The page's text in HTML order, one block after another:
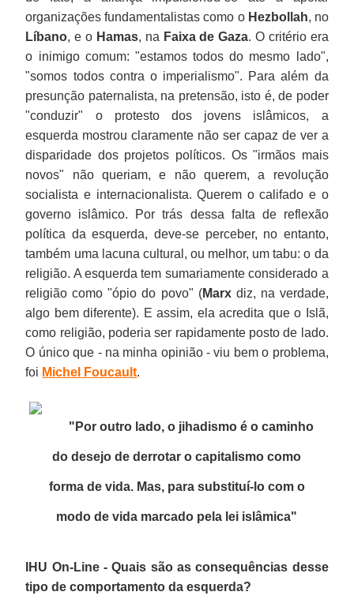
organizações fundamentalistas como o Hezbollah, no
Líbano, e o Hamas, na Faixa de Gaza. O critério era
o inimigo comum: "estamos todos do mesmo lado",
"somos todos contra o imperialismo". Para além da
presunção paternalista, na pretensão, isto é, de poder
"conduzir" o protesto dos jovens islâmicos, a
esquerda mostrou claramente não ser capaz de ver a
disparidade dos projetos políticos. Os "irmãos mais
novos" não queriam, e não querem, a revolução
socialista e internacionalista. Querem o califado e o
governo islâmico. Por trás dessa falta de reflexão
política da esquerda, deve-se perceber, no entanto,
também uma lacuna cultural, ou melhor, um tabu: o da
religião. A esquerda tem sumariamente considerado a
religião como "ópio do povo" (Marxdiz, na verdade,
algo bem diferente). E assim, ela acredita que o Islã,
como religião, poderia ser rapidamente posto de lado.
O único que - na minha opinião - viu bem o problema,
foi Michel Foucault.
"Por outro lado, o jihadismo é o caminho
do desejo de derrotar o capitalismo como
forma de vida. Mas, para substituí-lo com o
modo de vida marcado pela lei islâmica"
IHU On-Line - Quais são as consequências desse
tipo de comportamento da esquerda?